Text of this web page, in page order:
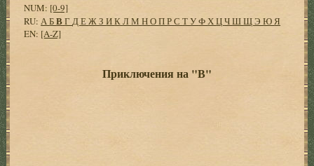
NUM: [0-9]
RU:АБВГДЕЖЗИКЛМНОПРСТУФХЦЧШЩЭЮЯ
EN: [A-Z]
Приключения на "В"